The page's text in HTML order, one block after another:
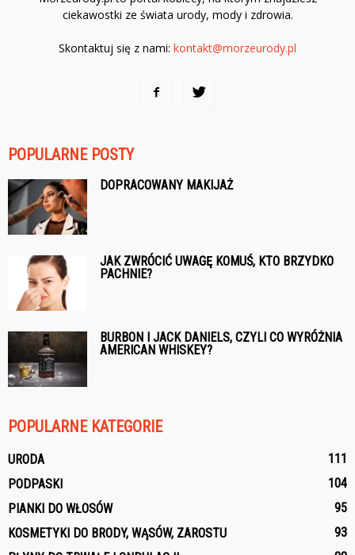
ciekawostki ze świata urody, mody i zdrowia.
Skontaktuj się z nami: kontakt@morzeurody.pl
POPULARNE POSTY
DOPRACOWANY MAKIJAŻ
JAK ZWRÓCIĆ UWAGĘ KOMUŚ, KTO BRZYDKO
PACHNIE?
BURBON I JACK DANIELS, CZYLI CO WYRÓŻNIA
AMERICAN WHISKEY?
POPULARNE KATEGORIE
URODA
111
PODPASKI
104
PIANKI DO WŁOSÓW
95
KOSMETYKI DO BRODY, WĄSÓW, ZAROSTU
93